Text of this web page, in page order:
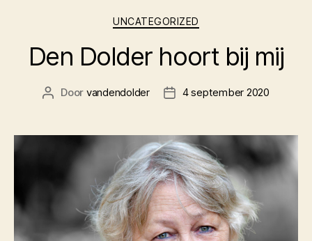
UNCATEGORIZED
Den Dolder hoort bij mij
Door vandendolder 4 september 2020